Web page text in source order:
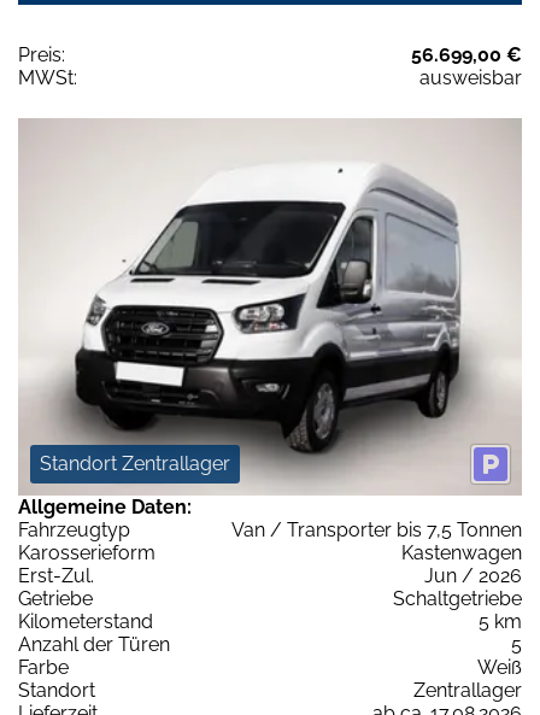
Preis:
56.699,00 €
MWSt:
ausweisbar
Standort Zentrallager
Allgemeine Daten:
Fahrzeugtyp
Van / Transporter bis 7,5 Tonnen
Karosserieform
Kastenwagen
Erst-Zul.
Jun / 2026
Getriebe
Schaltgetriebe
Kilometerstand
5 km
Anzahl der Türen
5
Farbe
Weiß
Standort
Zentrallager